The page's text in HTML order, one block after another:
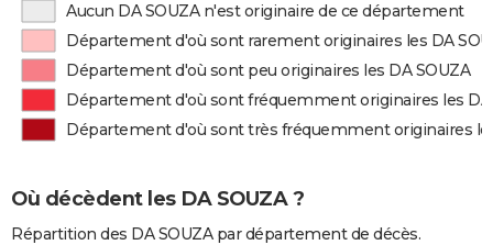
Aucun DA SOUZA n'est originaire de ce département
Département d'où sont rarement originaires les DA
Département d'où sont peu originaires les DA SOUZA
Département d'où sont fréquemment originaires les DA
Département d'où sont très fréquemment originaires
Où décèdent les DA SOUZA ?
Répartition des DA SOUZA par département de décès.